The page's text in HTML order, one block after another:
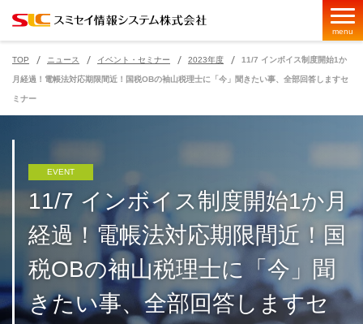
menu
TOP ニュース イベント・セミナー 2023年度 11/7 インボイス制度開始1か
月経過！電帳法対応期限間近！国税OBの袖山税理士に「今」聞きたい事、全部回答しますセ
ミナー
11/7 インボイス制度開始1か月
経過！電帳法対応期限間近！国
税OBの袖山税理士に「今」聞
きたい事、全部回答しますセ
EVENT